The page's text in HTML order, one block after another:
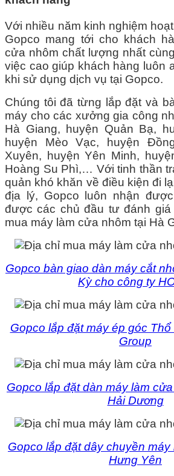
Với nhiều năm kinh nghiệm
Gopco mang tới cho khách
cửa nhôm chất lượng nhất
việc cao giúp khách hàng luôn
khi sử dụng dịch vụ tại Gopco.
Chúng tôi đã từng lắp đặt và
máy cho các xưởng gia công
Hà Giang, huyện Quản Bạ,
huyện Mèo Vạc, huyện
Xuyên, huyện Yên Minh,
Hoàng Su Phì,… Với tinh thần
quản khó khăn về điều kiện đi
địa lý, Gopco luôn nhận
được các chủ đầu tư đánh
mua máy làm cửa nhôm tại Hà
Gopco bàn giao dàn máy cắt
Kỳ cho công ty
Gopco lắp đặt máy ép góc
Group
Gopco lắp đặt dàn máy làm
Hải Dương
Gopco lắp đặt dây chuyền
Hưng Yên